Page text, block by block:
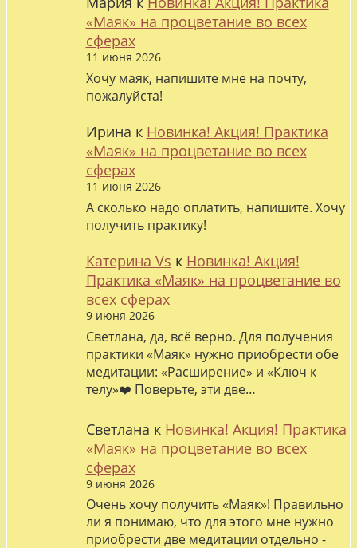
«Маяк» на процветание во всех
сферах
11 июня 2026
Хочу маяк, напишите мне на почту,
пожалуйста!
Ирина к Новинка! Акция! Практика
«Маяк» на процветание во всех
сферах
11 июня 2026
А сколько надо оплатить, напишите. Хочу
получить практику!
Катерина Vs к Новинка! Акция!
Практика «Маяк» на процветание во
всех сферах
9 июня 2026
Светлана, да, всё верно. Для получения
практики «Маяк» нужно приобрести обе
медитации: «Расширение» и «Ключ к
телу»❤️ Поверьте, эти две…
Светлана к Новинка! Акция! Практика
«Маяк» на процветание во всех
сферах
9 июня 2026
Очень хочу получить «Маяк»! Правильно
ли я понимаю, что для этого мне нужно
приобрести две медитации отдельно -